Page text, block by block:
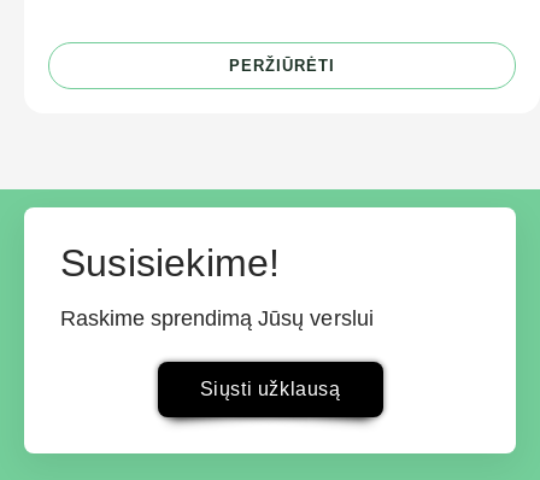
PERŽIŪRĖTI
Susisiekime!
Raskime sprendimą Jūsų verslui
Siųsti užklausą